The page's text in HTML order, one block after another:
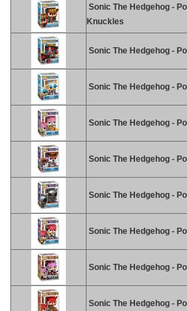
Sonic The Hedgehog -
Knuckles
Sonic The Hedgehog -
Sonic The Hedgehog -
Sonic The Hedgehog -
Sonic The Hedgehog -
Sonic The Hedgehog -
Sonic The Hedgehog -
Sonic The Hedgehog -
Sonic The Hedgehog -